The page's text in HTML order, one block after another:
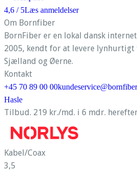
4,6 / 5Læs anmeldelser
Om Bornfiber
BornFiber er en lokal dansk
2005, kendt for at levere
Sjælland og Øerne.
Kontakt
+45 70 89 00 00
Hasle
Tilbud. 219 kr./md. i 6 mdr.
Kabel/Coax
3,5